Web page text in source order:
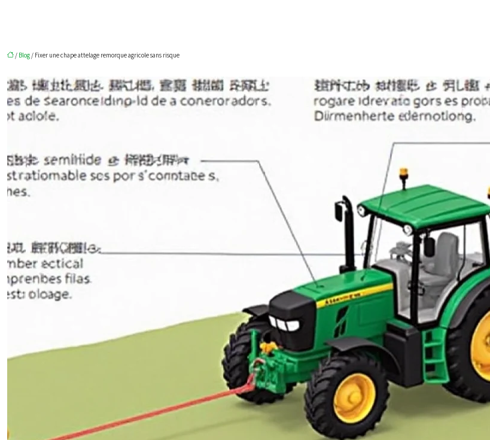
/ Blog / Fixer une chape attelage remorque agricole sans risque